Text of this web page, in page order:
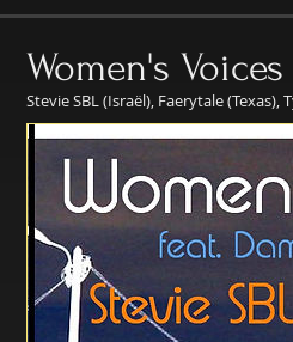
Women's Voices
Stevie SBL (Israël), Faerytale (Texas),